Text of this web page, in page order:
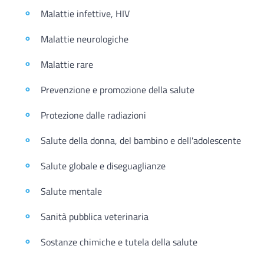
Malattie infettive, HIV
Malattie neurologiche
Malattie rare
Prevenzione e promozione della salute
Protezione dalle radiazioni
Salute della donna, del bambino e dell'adolescente
Salute globale e diseguaglianze
Salute mentale
Sanità pubblica veterinaria
Sostanze chimiche e tutela della salute